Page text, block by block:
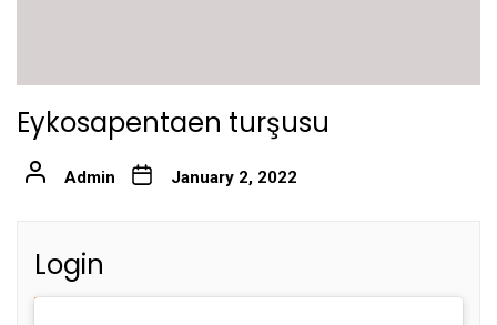
Eykosapentaen turşusu
Admin January 2, 2022
Login